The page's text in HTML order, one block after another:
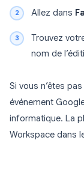
Allez dans
Trouvez
nom de
Si vous n’êtes
événement
informatique. La
Workspace dans